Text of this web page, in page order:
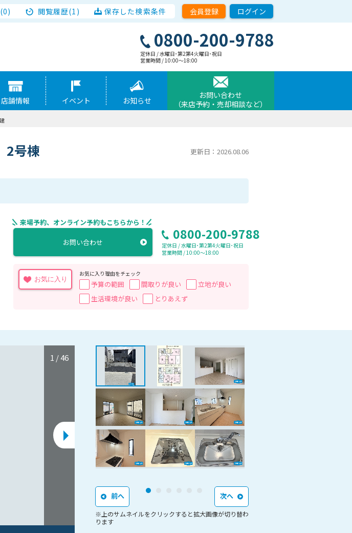
閲覧履歴(1) 保存した検索条件 会員登録 ログイン
0800-200-9788
定休日 / 水曜日･第2第4火曜日･祝日
営業時間 / 10:00〜18:00
店舗情報 イベント お知らせ
お問い合わせ
（来店予約・売却相談など）
号棟 更新日：2026.08.06
1 /46
前へ 次へ
※上のサムネイルをクリックすると拡大画像が切り替わ
ります
来場予約、オンライン予約もこちらから！
お問い合わせ 0800-200-9788
定休日 / 水曜日･第2第4火曜日･祝日
営業時間 / 10:00〜18:00
お気に入り
お気に入り理由をチェック
予算の範囲 間取りが良い
立地が良い
生活環境が良い
とりあえず